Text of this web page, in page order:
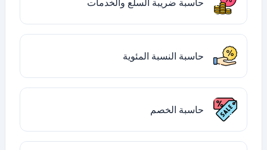
حاسبة ضريبة السلع والخدمات
حاسبة النسبة المئوية
حاسبة الخصم